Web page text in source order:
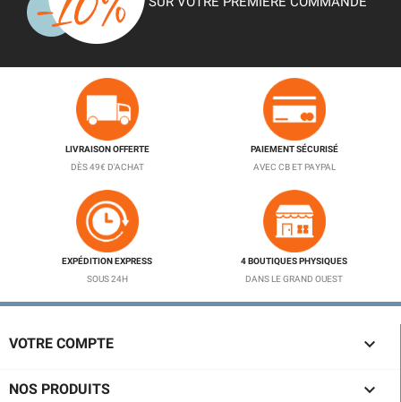
LIVRAISON OFFERTE
DÈS 49€ D'ACHAT
PAIEMENT SÉCURISÉ
AVEC CB ET PAYPAL
EXPÉDITION EXPRESS
SOUS 24H
4 BOUTIQUES PHYSIQUES
DANS LE GRAND OUEST
VOTRE COMPTE 
NOS PRODUITS 